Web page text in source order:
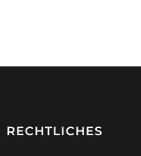
RECHTLICHES